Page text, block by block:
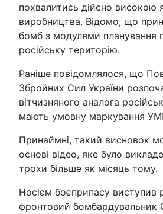
похвалитись дійсно високою
виробництва. Відомо, що
бомб з модулями планування
російську територію.
Раніше повідомлялося, що
Збройних Сил України
вітчизняного аналога
мають умовну маркування
Принаймні, такий висновок
основі відео, яке було
трохи більше як місяць тому.
Носієм боєприпасу виступив
фронтовий бомбардувальник